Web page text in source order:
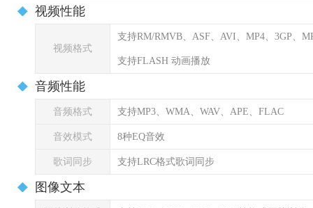
视频性能
视频格式
支持RM/RMVB、ASF、AVI、MP4、3GP、
支持FLASH 动画播放
音频性能
音频格式 支持MP3、WMA、WAV、APE、FLAC
音效模式 8种EQ音效
歌词同步 支持LRC格式歌词同步
图像文本